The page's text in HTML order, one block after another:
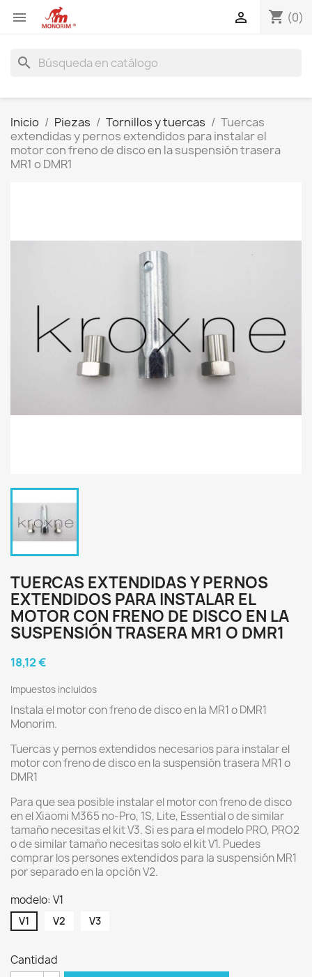
 shopping_cart (0)

search
Inicio Piezas Tornillos y tuercas
Tuercas
extendidas y pernos extendidos para instalar el
motor con freno de disco en la suspensión trasera
MR1 o DMR1
TUERCAS EXTENDIDAS Y PERNOS
EXTENDIDOS PARA INSTALAR EL
MOTOR CON FRENO DE DISCO EN LA
SUSPENSIÓN TRASERA MR1 O DMR1
18,12 €
Impuestos incluidos
Instala el motor con freno de disco en la MR1 o DMR1
Monorim.
Tuercas y pernos extendidos necesarios para instalar el
motor con freno de disco en la suspensión trasera MR1 o
DMR1
Para que sea posible instalar el motor con freno de disco
en el Xiaomi M365 no-Pro, 1S, Lite, Essential o de similar
tamaño necesitas el kit V3. Si es para el modelo PRO, PRO2
o de similar tamaño necesitas solo el kit V1. Puedes
comprar los persones extendidos para la suspensión MR1
por separado en la opción V2.
modelo: V1
V1 V2 V3
Cantidad